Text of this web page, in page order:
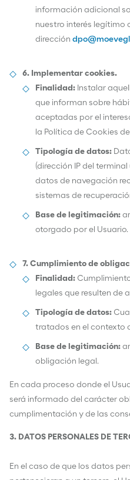
información adicional
nuestro interés legítimo
dirección
6. Implementar cookies.
Finalidad: Instalar
que informan sobre
aceptadas por el
la Política de Cookies
Tipología de datos:
(dirección IP del
datos de navegación
sistemas de
Base de legitimación:
otorgado por el Usuario.
7. Cumplimiento de
Finalidad:
legales que resulten de
Tipología de datos:
tratados en el contexto
Base de legitimación:
obligación legal.
En cada proceso donde el
será informado del carácter
cumplimentación y de las
3. DATOS PERSONALES DE
En el caso de que los datos